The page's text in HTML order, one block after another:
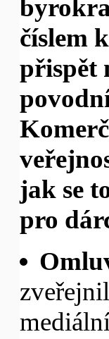
číslem
přispět
jak se
pro